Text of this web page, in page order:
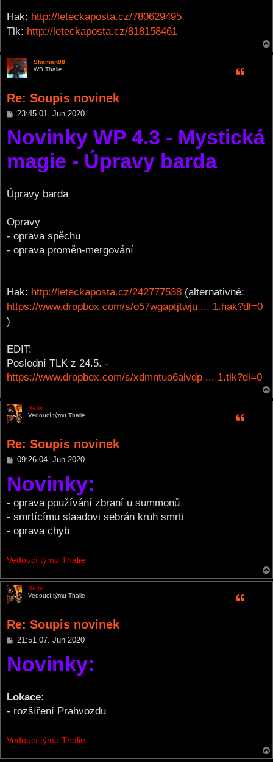
Hak: http://leteckaposta.cz/780629495
Tlk: http://leteckaposta.cz/818158461
Shaman88
WB Thalie
Re: Soupis novinek
P
s
t
23:45 01. Jun 2020
Novinky WP 4.3 - Mystická
magie - Úpravy barda
Úpravy barda
Opravy
- oprava spěchu
- oprava proměn-mergování
Hak: http://leteckaposta.cz/242777538 (alternativně:
https://www.dropbox.com/s/o57wgaptjtwju ... 1.hak?dl=0
)
EDIT:
Poslední TLK z 24.5. -
https://www.dropbox.com/s/xdmntuo6alvdp ... 1.tlk?dl=0
Rejty
Vedoucí týmu Thalie
Re: Soupis novinek
P
s
t
09:26 04. Jun 2020
Novinky:
- oprava používání zbraní u summonů
- smrtícímu slaadovi sebrán kruh smrti
- oprava chyb
Vedoucí týmu Thalie
Rejty
Vedoucí týmu Thalie
Re: Soupis novinek
P
s
t
21:51 07. Jun 2020
Novinky:
Lokace:
- rozšíření Prahvozdu
Vedoucí týmu Thalie